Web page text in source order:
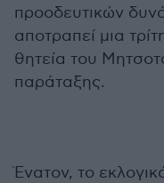
προοδευτικών
αποτραπεί μια
θητεία του
παράταξης.
Ένατον, το